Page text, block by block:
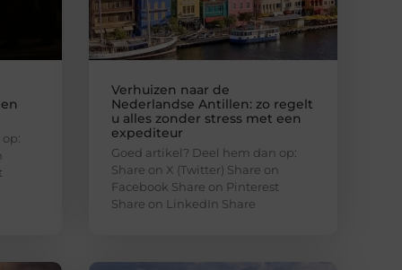
Verhuizen naar de
Nederlandse Antillen: zo regelt
u alles zonder stress met een
expediteur
Goed artikel? Deel hem dan op:
Share on X (Twitter) Share on
Facebook Share on Pinterest
Share on LinkedIn Share